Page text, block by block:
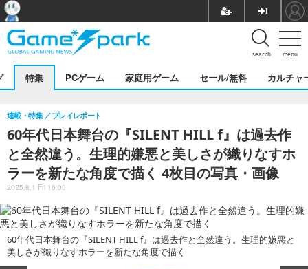
menu
search
特集 PCゲーム 家庭用ゲーム セール/無料 カルチャ
60年代日本舞台の『SILENT HILL f』は過去作
と全然違う。生理的嫌悪と美しさが織りなすホ
ラーを新たな角度で描く 4枚目の写真・画像
連載・特集 プレイレポート
2025.8.1 Fri 16:00
60年代日本舞台の『SILENT HILL f』は過去作と全然違う。生理的嫌悪と
美しさが織りなすホラーを新たな角度で描く